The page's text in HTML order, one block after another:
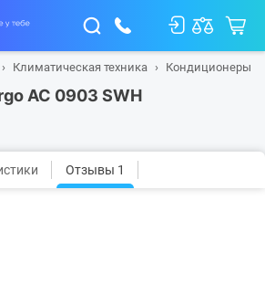
Климатическая техника Кондиционеры
AC 0903 SWН
Отзывы 1